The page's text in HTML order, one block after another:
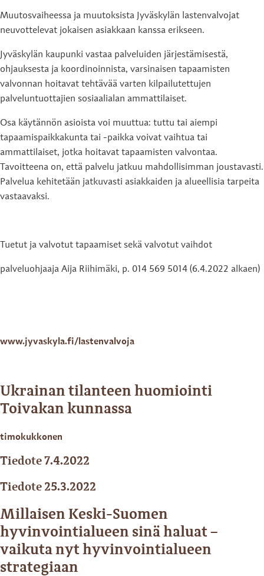
Muutosvaiheessa ja muutoksista Jyväskylän lastenvalvojat
neuvottelevat jokaisen asiakkaan kanssa erikseen.
Jyväskylän kaupunki vastaa palveluiden järjestämisestä,
ohjauksesta ja koordinoinnista, varsinaisen tapaamisten
valvonnan hoitavat tehtävää varten kilpailutettujen
palveluntuottajien sosiaalialan ammattilaiset.
Osa käytännön asioista voi muuttua: tuttu tai aiempi
tapaamispaikkakunta tai -paikka voivat vaihtua tai
ammattilaiset, jotka hoitavat tapaamisten valvontaa.
Tavoitteena on, että palvelu jatkuu mahdollisimman joustavasti.
Palvelua kehitetään jatkuvasti asiakkaiden ja alueellisia tarpeita
vastaavaksi.
Tuetut ja valvotut tapaamiset sekä valvotut vaihdot
palveluohjaaja Aija Riihimäki, p. 014 569 5014 (6.4.2022 alkaen)
www.jyvaskyla.fi/lastenvalvoja
Ukrainan tilanteen huomiointi
Toivakan kunnassa
timokukkonen
Tiedote 7.4.2022
Tiedote 25.3.2022
Millaisen Keski-Suomen
hyvinvointialueen sinä haluat –
vaikuta nyt hyvinvointialueen
strategiaan